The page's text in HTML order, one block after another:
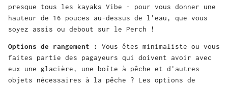
presque tous les kayaks Vibe - pour vous donner une
hauteur de 16 pouces au-dessus de l'eau, que vous
soyez assis ou debout sur le Perch !
Options de rangement :
Vous êtes minimaliste ou vous
faites partie des pagayeurs qui doivent avoir avec
eux une glacière, une boîte à pêche et d'autres
objets nécessaires à la pêche ? Les options de